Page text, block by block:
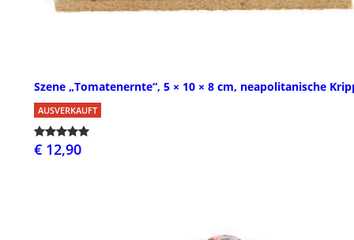
Szene „Tomatenernte“, 5 × 10 × 8 cm, neapolitanische
AUSVERKAUFT
€ 12,90